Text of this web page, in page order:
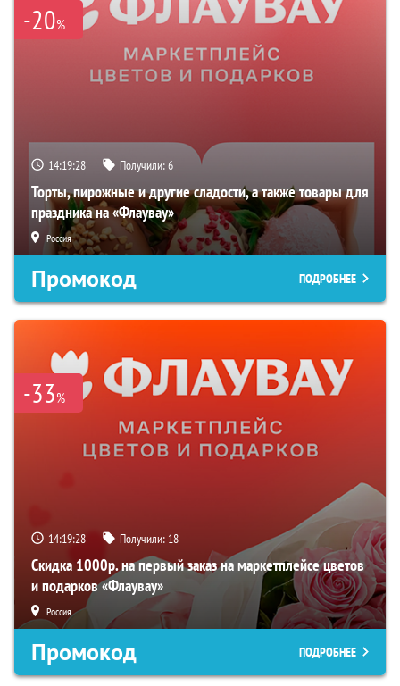
-20%
14:19:27 Получили:6
Торты, пирожные и другие сладости, а также товары для
праздника на «Флаувау»
Россия
Промокод ПОДРОБНЕЕ
-33%
14:19:27 Получили: 18
Скидка 1000р. на первый заказ на маркетплейсе цветов
и подарков «Флаувау»
Россия
Промокод ПОДРОБНЕЕ